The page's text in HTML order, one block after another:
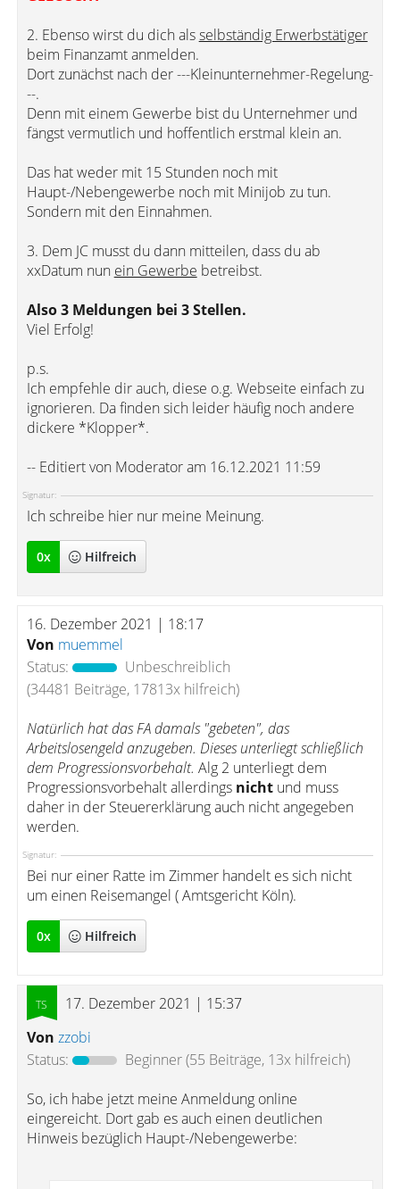
2. Ebenso wirst du dich alsselbständig Erwerbstätiger
beim Finanzamt anmelden.
Dort zunächst nach der ---Kleinunternehmer-Regelung-
--.
Denn mit einem Gewerbe bist du Unternehmer und
fängst vermutlich und hoffentlich erstmal klein an.
Das hat weder mit 15 Stunden noch mit
Haupt-/Nebengewerbe noch mit Minijob zu tun.
Sondern mit den Einnahmen.
3. Dem JC musst du dann mitteilen, dass du ab
xxDatum nun ein Gewerbe betreibst.
Also 3 Meldungen bei 3 Stellen.
Viel Erfolg!
p.s.
Ich empfehle dir auch, diese o.g. Webseite einfach zu
ignorieren. Da finden sich leider häufig noch andere
dickere *Klopper*.
-- Editiert von Moderator am 16.12.2021 11:59
Signatur:
Ich schreibe hier nur meine Meinung.
0x Hilfreich
16. Dezember 2021 | 18:17
Von muemmel
Status:
Unbeschreiblich
(34481 Beiträge, 17813x hilfreich)
Natürlich hat das FA damals "gebeten", das
Arbeitslosengeld anzugeben. Dieses unterliegt schließlich
dem Progressionsvorbehalt. Alg 2 unterliegt dem
Progressionsvorbehalt allerdings nichtund muss
daher in der Steuererklärung auch nicht angegeben
werden.
Signatur:
Bei nur einer Ratte im Zimmer handelt es sich nicht
um einen Reisemangel ( Amtsgericht Köln).
0x Hilfreich
17. Dezember 2021 | 15:37
Von zzobi
Status:
Beginner(55 Beiträge, 13x hilfreich)
So, ich habe jetzt meine Anmeldung online
eingereicht. Dort gab es auch einen deutlichen
Hinweis bezüglich Haupt-/Nebengewerbe: